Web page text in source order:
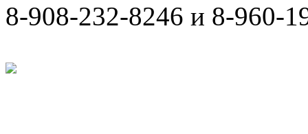
8-908-232-8246 и 8-960-